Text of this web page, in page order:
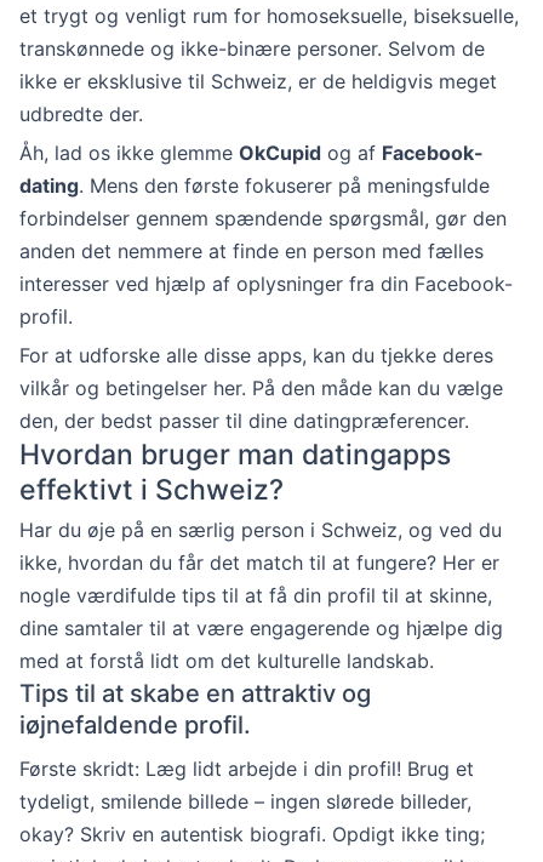
et trygt og venligt rum for homoseksuelle, biseksuelle,
transkønnede og ikke-binære personer. Selvom de
ikke er eksklusive til Schweiz, er de heldigvis meget
udbredte der.
Åh, lad os ikke glemme OkCupid og af Facebook-
dating. Mens den første fokuserer på meningsfulde
forbindelser gennem spændende spørgsmål, gør den
anden det nemmere at finde en person med fælles
interesser ved hjælp af oplysninger fra din Facebook-
profil.
For at udforske alle disse apps, kan du tjekke deres
vilkår og betingelser her. På den måde kan du vælge
den, der bedst passer til dine datingpræferencer.
Hvordan bruger man datingapps
effektivt i Schweiz?
Har du øje på en særlig person i Schweiz, og ved du
ikke, hvordan du får det match til at fungere? Her er
nogle værdifulde tips til at få din profil til at skinne,
dine samtaler til at være engagerende og hjælpe dig
med at forstå lidt om det kulturelle landskab.
Tips til at skabe en attraktiv og
iøjnefaldende profil.
Første skridt: Læg lidt arbejde i din profil! Brug et
tydeligt, smilende billede – ingen slørede billeder,
okay? Skriv en autentisk biografi. Opdigt ikke ting;